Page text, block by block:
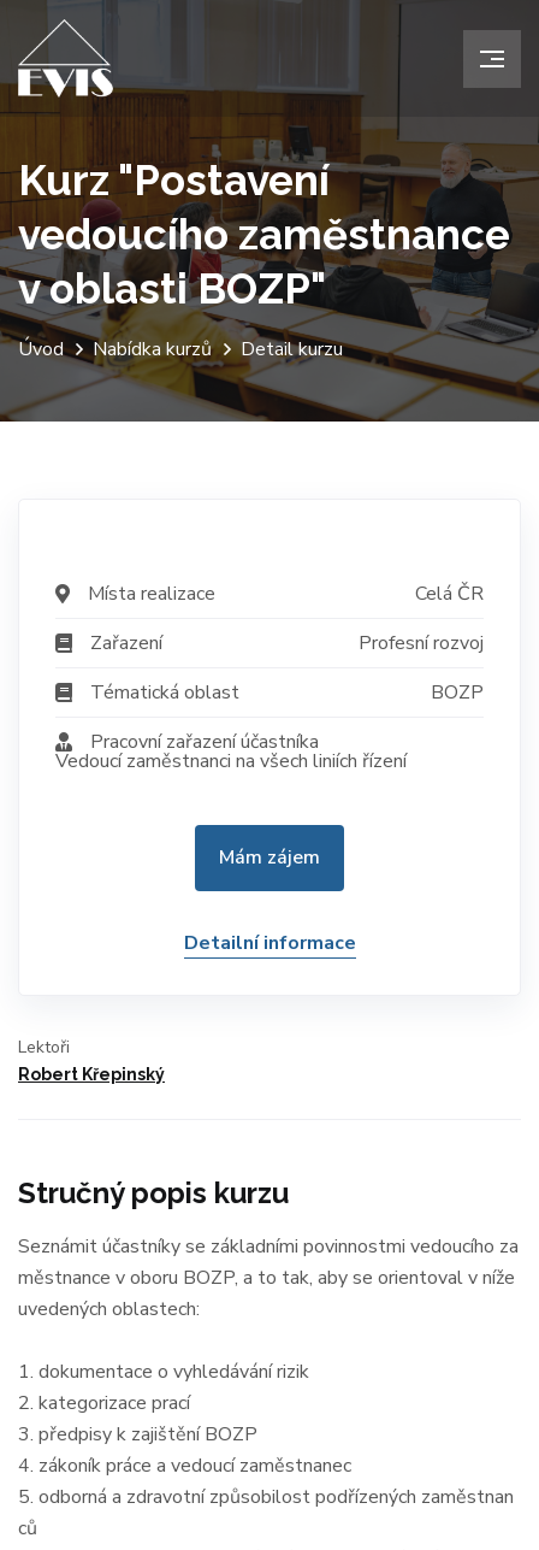
Kurz "Postavení
vedoucího zaměstnance
v oblasti BOZP"
Úvod Nabídka kurzů Detail kurzu
Lektoři
Robert Křepinský
Stručný popis kurzu
Seznámit účastníky se základními povinnostmi vedoucího za
městnance v oboru BOZP, a to tak, aby se orientoval v níže
uvedených oblastech:
1. dokumentace o vyhledávání rizik
2. kategorizace prací
3. předpisy k zajištění BOZP
4. zákoník práce a vedoucí zaměstnanec
5. odborná a zdravotní způsobilost podřízených zaměstnan
ců
Místa realizace
Celá ČR
Zařazení
Profesní rozvoj
Tématická oblast
BOZP
Pracovní zařazení účastníka
Vedoucí zaměstnanci na všech liniích řízení
Mám zájem
Detailní informace